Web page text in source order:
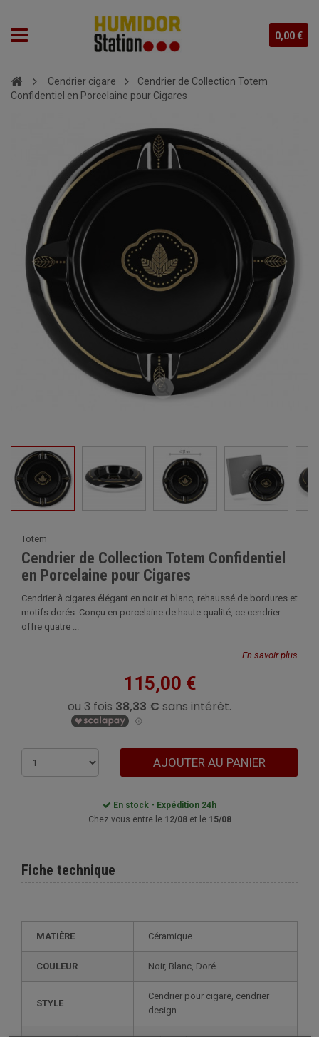
0,00 €
Cendrier cigare
Cendrier de Collection Totem
Confidentiel en Porcelaine pour Cigares
Totem
Cendrier de Collection Totem Confidentiel
en Porcelaine pour Cigares
Cendrier à cigares élégant en noir et blanc, rehaussé de bordures et
motifs dorés. Conçu en porcelaine de haute qualité, ce cendrier
offre quatre ...
En savoir plus
115,00 €
AJOUTER AU PANIER
En stock - Expédition 24h
Chez vous entre le 12/08et le 15/08
Fiche technique
MATIÈRE Céramique
COULEUR Noir, Blanc, Doré
STYLE
cendrier pour cigare, cendrier
design